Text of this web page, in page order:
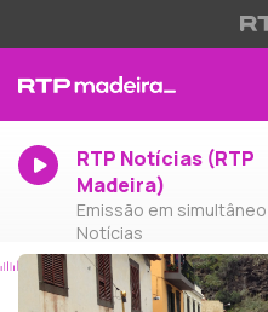
RTP Notícias (RTP
Madeira)
Emissão em
Notícias